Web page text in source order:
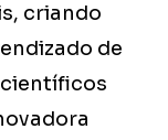
criando
de